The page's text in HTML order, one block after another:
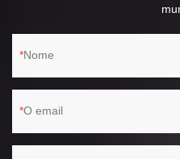
Nome
O email